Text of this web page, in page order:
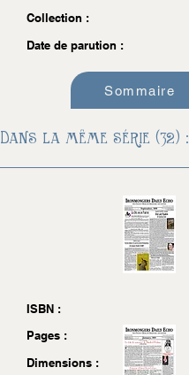
Collection :
Date de parution :
ISBN :
Pages :
Dimensions :
Sommaire
Dans la même série (32) :